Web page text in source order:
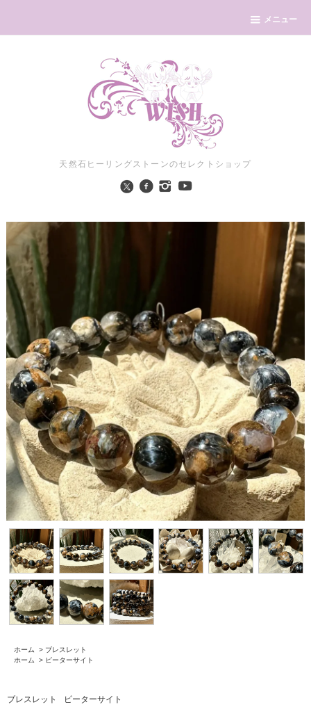
メニュー
天然石ヒーリングストーンのセレクトショップ
ホーム > ブレスレット
ホーム
> ピーターサイト
ブレスレット ピーターサイト